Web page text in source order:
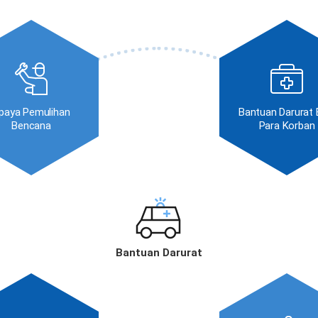
Pemulihan
Bencana
Bantuan Darurat
Para Korban
Bantuan Darurat